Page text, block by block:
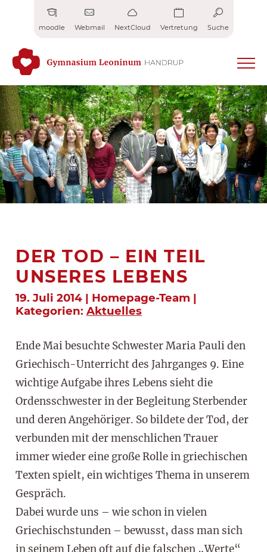
moodle Webmail NextCloud Vertretung Suche
DER TOD – EIN TEIL
UNSERES LEBENS
19. Juli 2014 | Homepage-Team |
Kategorien: Aktuelles
Ende Mai besuchte Schwester Maria Pauli den
Griechisch-Unterricht des Jahrganges 9. Eine
wichtige Aufgabe ihres Lebens sieht die
Ordensschwester in der Begleitung Sterbender
und deren Angehöriger. So bildete der Tod, der
verbunden mit der menschlichen Trauer
immer wieder eine große Rolle in griechischen
Texten spielt, ein wichtiges Thema in unserem
Gespräch.
Dabei wurde uns – wie schon in vielen
Griechischstunden – bewusst, dass man sich
in seinem Leben oft auf die falschen „Werte“